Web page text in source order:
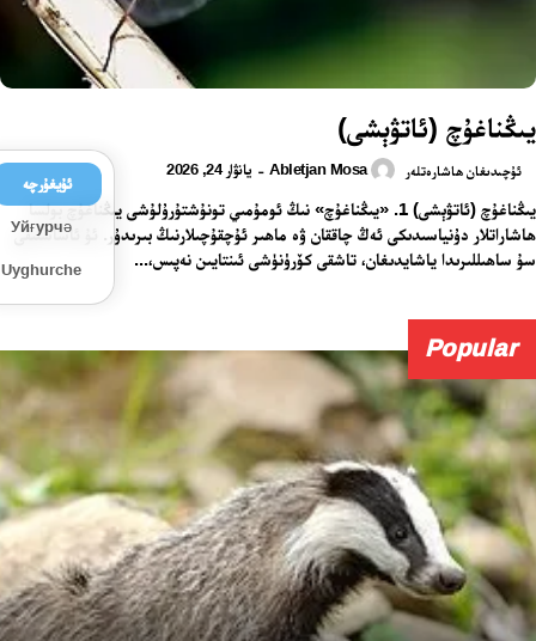
يىڭناغۇچ (ئاتۋېشى)
ئۇچىدىغان ھاشارەتلەر Abletjan Mosa
- يانۋار 24, 2026
يىڭناغۇچ (ئاتۋېشى) 1. «يىڭناغۇچ» نىڭ ئومۇمىي تونۇشتۇرۇلۇشى يىڭناغۇچ بولسا
ھاشاراتلار دۇنياسىدىكى ئەڭ چاققان ۋە ماھىر ئۇچقۇچىلارنىڭ بىرىدۇر. ئۇ ئاساسلىقى
سۇ ساھىللىرىدا ياشايدىغان، تاشقى كۆرۈنۈشى ئىنتايىن نەپىس،...
Popular
ئۇيغۇرچە
Уйғурчә
Uyghurche